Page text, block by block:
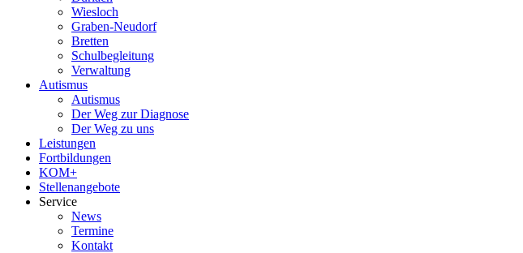
Wiesloch
Graben-Neudorf
Bretten
Schulbegleitung
Verwaltung
Autismus
Autismus
Der Weg zur Diagnose
Der Weg zu uns
Leistungen
Fortbildungen
KOM+
Stellenangebote
Service
News
Termine
Kontakt